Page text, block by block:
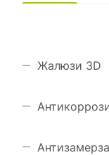
Жалюзи 3D